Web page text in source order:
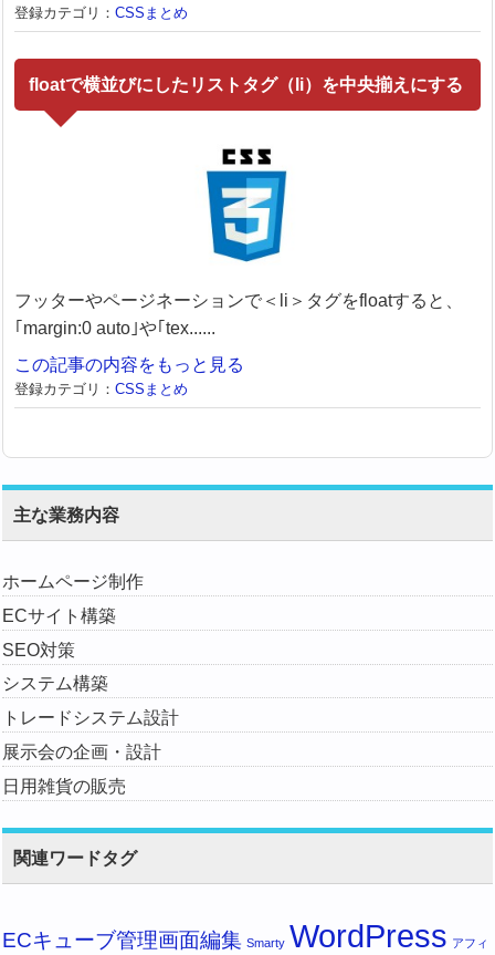
登録カテゴリ：CSSまとめ
floatで横並びにしたリストタグ（li）を中央揃えにする
フッターやページネーションで＜li＞タグをfloatすると、
｢margin:0 auto｣や｢tex......
この記事の内容をもっと見る
登録カテゴリ：CSSまとめ
主な業務内容
ホームページ制作
ECサイト構築
SEO対策
システム構築
トレードシステム設計
展示会の企画・設計
日用雑貨の販売
関連ワードタグ
ECキューブ管理画面編集 Smarty WordPress アフィ